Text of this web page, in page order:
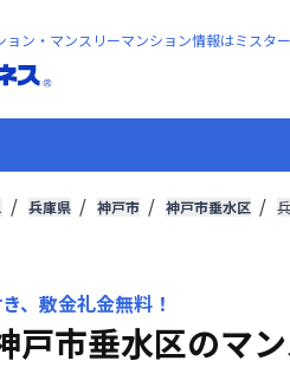
ン・マンスリーマンション情報はミスタ
兵庫県 神戸市 神戸市垂水区
、敷金礼金無料！
戸市垂水区のマ